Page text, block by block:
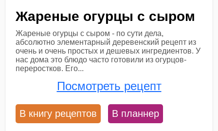
Жареные огурцы с сыром
Жареные огурцы с сыром - по сути дела,
абсолютно элементарный деревенский рецепт из
очень и очень простых и дешевых ингредиентов. У
нас дома это блюдо часто готовили из огурцов-
переростков. Его...
Посмотреть рецепт
В книгу рецептов В планнер